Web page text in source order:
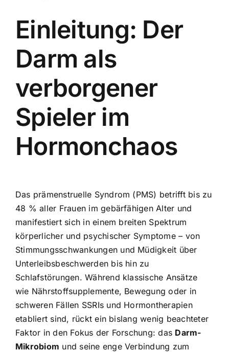
Einleitung: Der
Darm als
verborgener
Spieler im
Hormonchaos
Das prämenstruelle Syndrom (PMS) betrifft bis zu
48 % aller Frauen im gebärfähigen Alter und
manifestiert sich in einem breiten Spektrum
körperlicher und psychischer Symptome – von
Stimmungsschwankungen und Müdigkeit über
Unterleibsbeschwerden bis hin zu
Schlafstörungen. Während klassische Ansätze
wie Nährstoffsupplemente, Bewegung oder in
schweren Fällen SSRIs und Hormontherapien
etabliert sind, rückt ein bislang wenig beachteter
Faktor in den Fokus der Forschung: das Darm-
Mikrobiom und seine enge Verbindung zum